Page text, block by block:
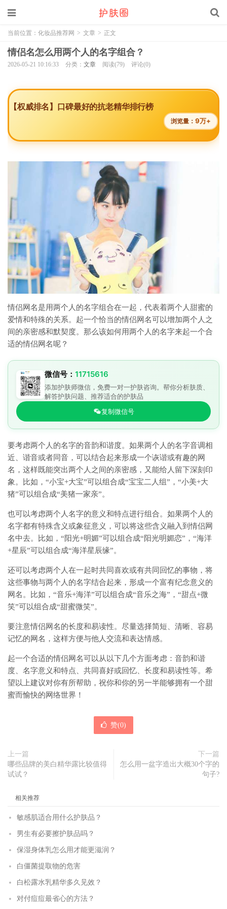
当前位置： 化妆品推荐网 > 文章 > 正文
情侣名怎么用两个人的名字组合？
2026-05-21 10:16:33 分类： 文章 阅读(79) 评论(0)
【权威排名】口碑最好的抗老精华排行榜
浏览量：9万+
情侣网名是用两个人的名字组合在一起，代表着两个人甜蜜的
爱情和特殊的关系。起一个恰当的情侣网名可以增加两个人之
间的亲密感和默契度。那么该如何用两个人的名字来起一个合
适的情侣网名呢？
微信号： 11715616
添加护肤师微信，免费一对一护肤咨询。帮你分析肤质、
解答护肤问题、推荐适合的护肤品
复制微信号
要考虑两个人的名字的音韵和谐度。如果两个人的名字音调相
近、谐音或者同音，可以结合起来形成一个诙谐或有趣的网
名，这样既能突出两个人之间的亲密感，又能给人留下深刻印
象。比如，“小宝+大宝”可以组合成“宝宝二人组”，“小美+大
猪”可以组合成“美猪一家亲”。
也可以考虑两个人名字的意义和特点进行组合。如果两个人的
名字都有特殊含义或象征意义，可以将这些含义融入到情侣网
名中去。比如，“阳光+明媚”可以组合成“阳光明媚恋”，“海洋
+星辰”可以组合成“海洋星辰缘”。
还可以考虑两个人在一起时共同喜欢或有共同回忆的事物，将
这些事物与两个人的名字结合起来，形成一个富有纪念意义的
网名。比如，“音乐+海洋”可以组合成“音乐之海”，“甜点+微
笑”可以组合成“甜蜜微笑”。
要注意情侣网名的长度和易读性。尽量选择简短、清晰、容易
记忆的网名，这样方便与他人交流和表达情感。
起一个合适的情侣网名可以从以下几个方面考虑：音韵和谐
度、名字意义和特点、共同喜好或回忆、长度和易读性等。希
望以上建议对你有所帮助，祝你和你的另一半能够拥有一个甜
蜜而愉快的网络世界！
赞(0)
上一篇
哪些品牌的美白精华露比较值得
试试？
下一篇
怎么用一盆字造出大概30个字的
句子?
相关推荐
敏感肌适合用什么护肤品？
男生有必要擦护肤品吗？
保湿身体乳怎么用才能更滋润？
白僵菌提取物的危害
白松露水乳精华多久见效？
对付痘痘最省心的方法？